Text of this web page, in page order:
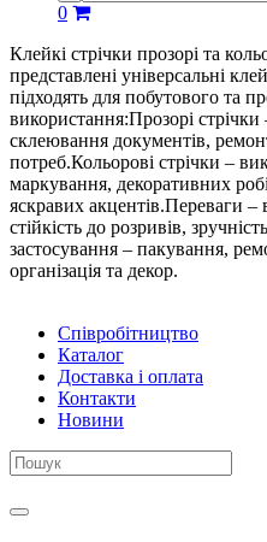
0
Клейкі стрічки прозорі та
представлені універсальні
підходять для побутового та
використання:Прозорі стрічки
склеювання документів,
потреб.Кольорові стрічки –
маркування, декоративних
яскравих акцентів.Переваги –
стійкість до розривів,
застосування – пакування,
організація та декор.
Співробітництво
Каталог
Доставка і оплата
Контакти
Новини